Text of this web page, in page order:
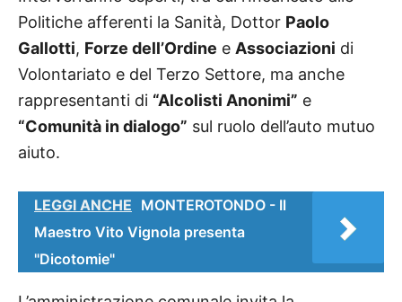
Politiche afferenti la Sanità, Dottor Paolo
Gallotti, Forze dell’Ordine e Associazioni di
Volontariato e del Terzo Settore, ma anche
rappresentanti di “Alcolisti Anonimi” e
“Comunità in dialogo” sul ruolo dell’auto mutuo
aiuto.
LEGGI ANCHE MONTEROTONDO - Il
Maestro Vito Vignola presenta
"Dicotomie"